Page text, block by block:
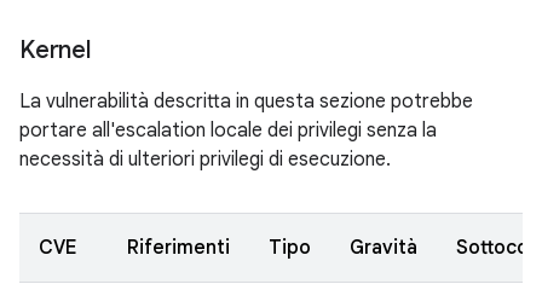
Kernel
La vulnerabilità descritta in questa sezione potrebbe
portare all'escalation locale dei privilegi senza la
necessità di ulteriori privilegi di esecuzione.
CVE Riferimenti Tipo Gravità